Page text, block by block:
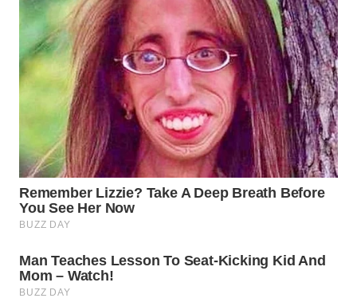
WN
PADANG
LAWAS
WN
SUMEDANG
WN
CIANJUR
WN
KEPULAUAN
WN
TANGERANG